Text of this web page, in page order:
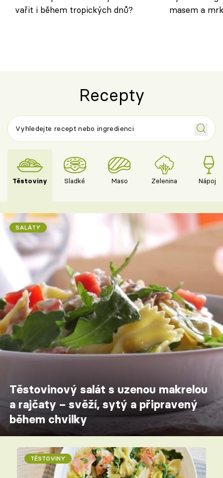
vařit i během tropických dnů?
masem a
Recepty
Těstoviny Sladké Maso Zelenina Nápoje
SALÁTY
Těstovinový salát s uzenou makrelou
a rajčaty – svěží, sytý a připravený
během chvilky
TĚSTOVINY